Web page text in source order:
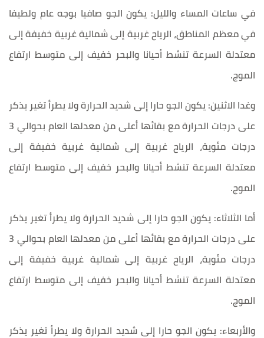
في ساعات المساء والليل: يكون الجو صافيا بوجه عام ولطيفا
في معظم المناطق، الرياح غربية إلى شمالية غربية خفيفة إلى
معتدلة السرعة تنشط أحيانا والبحر خفيف إلى متوسط ارتفاع
الموج.
وغدا الاثنين: يكون الجو حارا إلى شديد الحرارة ولا يطرأ تغير يذكر
على درجات الحرارة مع بقائها أعلى من معدلها العام بحوالي 3
درجات مئوية، الرياح غربية إلى شمالية غربية خفيفة إلى
معتدلة السرعة تنشط أحيانا والبحر خفيف إلى متوسط ارتفاع
الموج.
أما الثلاثاء: يكون الجو حارا إلى شديد الحرارة ولا يطرأ تغير يذكر
على درجات الحرارة مع بقائها أعلى من معدلها العام بحوالي 3
درجات مئوية، الرياح غربية إلى شمالية غربية خفيفة إلى
معتدلة السرعة تنشط أحيانا والبحر خفيف إلى متوسط ارتفاع
الموج.
والأربعاء: يكون الجو حارا إلى شديد الحرارة ولا يطرأ تغير يذكر